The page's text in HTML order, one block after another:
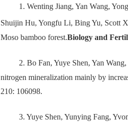
1. Wenting Jiang, Yan Wang,
Shuijin Hu, Yongfu Li, Bing Yu, Scott
Moso bamboo forest.Biology and
2. Bo Fan, Yuye Shen, Yan
nitrogen mineralization mainly by
210: 106098.
3. Yuye Shen, Yunying Fang,